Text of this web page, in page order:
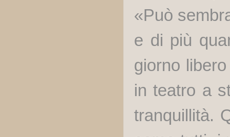
«Può
e di più
giorno
in teatro a
tranquillità.